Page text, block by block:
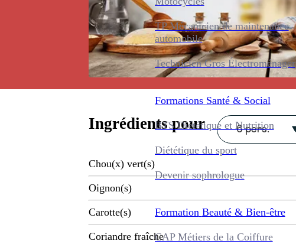
TP Mécanicien de maintenance
automobile
Technicien Gros Électroménager
Formations Santé & Social
BTS Diététique et Nutrition
Diététique du sport
Devenir sophrologue
Formation Beauté & Bien-être
CAP Métiers de la Coiffure
Ingrédients pour 6 pers.
Chou(x) vert(s)
Oignon(s)
Carotte(s)
Coriandre fraîche